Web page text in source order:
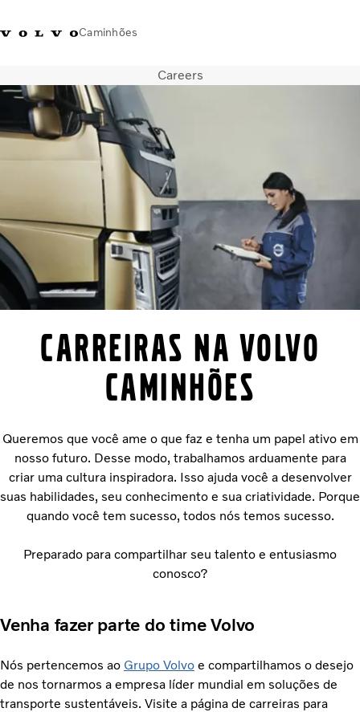
Caminhões
Caminhões
PEÇAS E SERVIÇOS
Imprensa
Sobre nós
Fale com a Volvo
Careers
Carreiras na Volvo
Caminhões
Queremos que você ame o que faz e tenha um papel ativo em
nosso futuro. Desse modo, trabalhamos arduamente para
criar uma cultura inspiradora. Isso ajuda você a desenvolver
suas habilidades, seu conhecimento e sua criatividade. Porque
quando você tem sucesso, todos nós temos sucesso.
Preparado para compartilhar seu talento e entusiasmo
conosco?
Venha fazer parte do time Volvo
Nós pertencemos ao Grupo Volvo e compartilhamos o desejo
de nos tornarmos a empresa líder mundial em soluções de
transporte sustentáveis. Visite a página de carreiras para